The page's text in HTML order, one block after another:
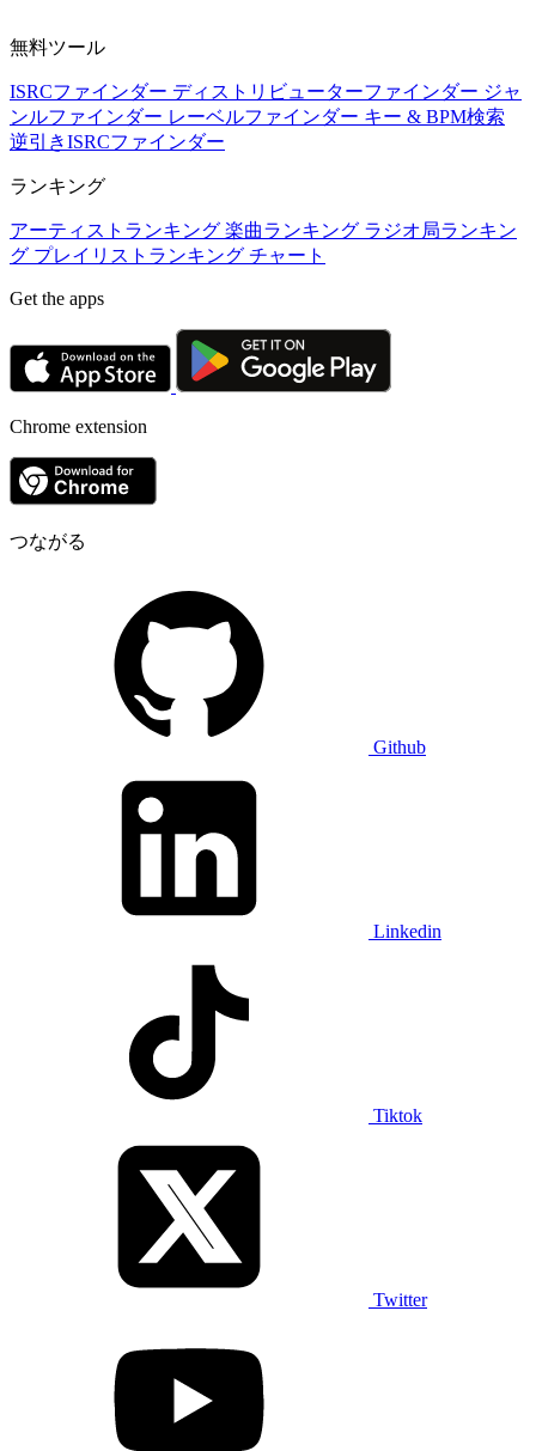
無料ツール
ISRCファインダー ディストリビューターファインダー ジャ
ンルファインダー レーベルファインダー キー & BPM検索
逆引きISRCファインダー
ランキング
アーティストランキング 楽曲ランキング ラジオ局ランキン
グ プレイリストランキング チャート
Get the apps
Chrome extension
つながる
Github
Linkedin
Tiktok
Twitter